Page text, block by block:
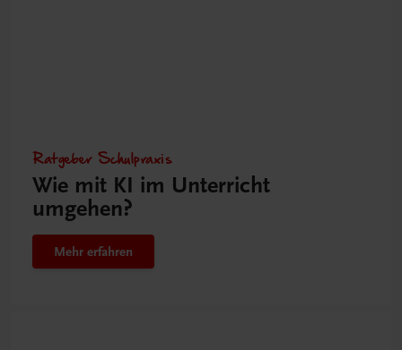
Ratgeber Schulpraxis
Wie mit KI im Unterricht
umgehen?
Mehr erfahren